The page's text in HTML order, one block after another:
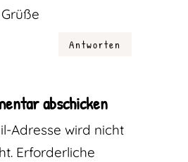
Antworten
abschicken
Adresse wird nicht
Erforderliche